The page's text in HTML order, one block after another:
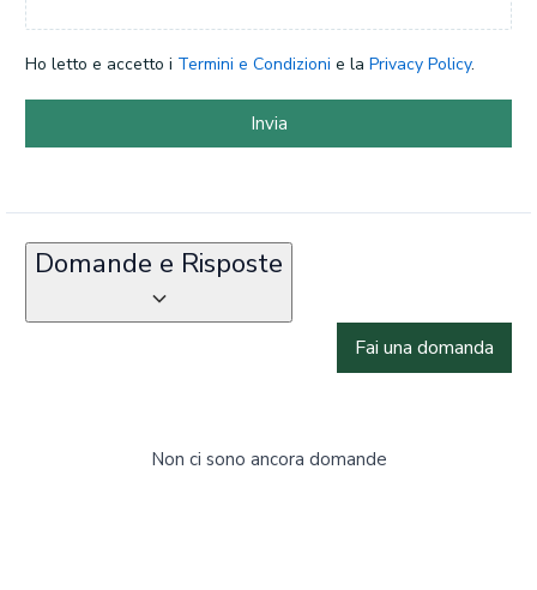
Ho letto e accetto i Termini e Condizioni e la Privacy Policy.
Invia
Domande e Risposte
Fai una domanda
Non ci sono ancora domande